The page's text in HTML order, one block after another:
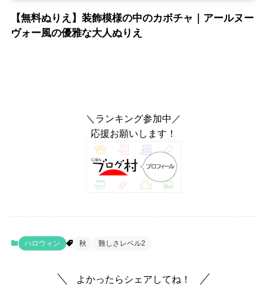
【無料ぬりえ】装飾模様の中のカボチャ｜アールヌー
ヴォー風の優雅な大人ぬりえ
＼ランキング参加中／
応援お願いします！
ハロウィン 秋 難しさレベル2
よかったらシェアしてね！